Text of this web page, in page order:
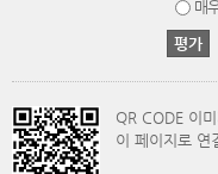
매
QR CODE 이
이 페이지로 연